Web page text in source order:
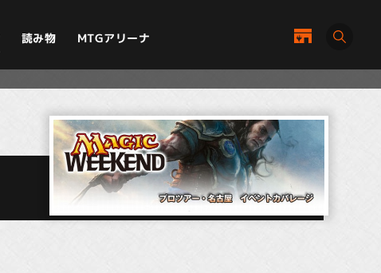
読み物 MTGアリーナ